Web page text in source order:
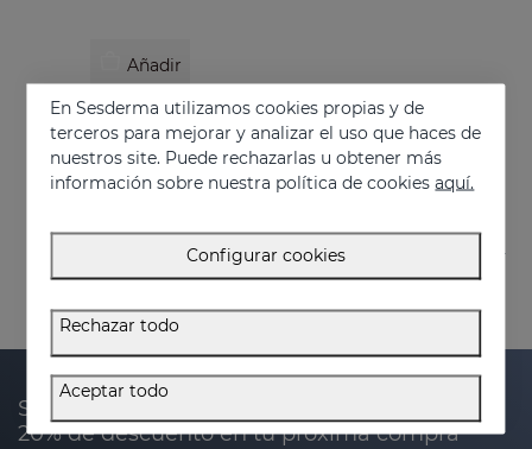
Añadir
REPASKIN Tacto Seda Color SPF50
Fotoprotector facial con color acabado aterciopelado
28.95 €
Suscríbete a nuestra newsletter y recibe un
20% de descuento en tu próxima compra
En Sesderma utilizamos cookies propias y de
terceros para mejorar y analizar el uso que haces de
nuestros site. Puede rechazarlas u obtener más
información sobre nuestra política de cookiesaquí.
Configurar cookies
Rechazar todo
Aceptar todo